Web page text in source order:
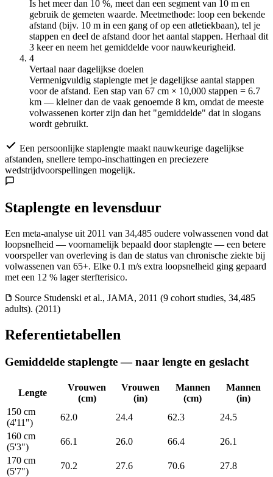
Is het meer dan 10 %, meet dan een segment van 10 m en
gebruik de gemeten waarde. Meetmethode: loop een bekende
afstand (bijv. 10 m in een gang of op een atletiekbaan), tel je
stappen en deel de afstand door het aantal stappen. Herhaal dit
3 keer en neem het gemiddelde voor nauwkeurigheid.
4
Vertaal naar dagelijkse doelen
Vermenigvuldig staplengte met je dagelijkse aantal stappen
voor de afstand. Een stap van 67 cm × 10,000 stappen = 6.7
km — kleiner dan de vaak genoemde 8 km, omdat de meeste
volwassenen korter zijn dan het "gemiddelde" dat in slogans
wordt gebruikt.
Een persoonlijke staplengte maakt nauwkeurige dagelijkse
afstanden, snellere tempo-inschattingen en preciezere
wedstrijdvoorspellingen mogelijk.
Staplengte en levensduur
Een meta-analyse uit 2011 van 34,485 oudere volwassenen vond dat
loopsnelheid — voornamelijk bepaald door staplengte — een betere
voorspeller van overleving is dan de status van chronische ziekte bij
volwassenen van 65+. Elke 0.1 m/s extra loopsnelheid ging gepaard
met een 12 % lager sterfterisico.
Source Studenski et al., JAMA, 2011 (9 cohort studies, 34,485
adults). (2011)
Referentietabellen
Gemiddelde staplengte — naar lengte en geslacht
Lengte
Vrouwen
(cm)
Vrouwen
(in)
Mannen
(cm)
Mannen
(in)
150 cm
(4'11")
62.0 24.4 62.3
24.5
160 cm
(5'3")
66.1 26.0 66.4
26.1
170 cm
(5'7")
70.2 27.6 70.6
27.8